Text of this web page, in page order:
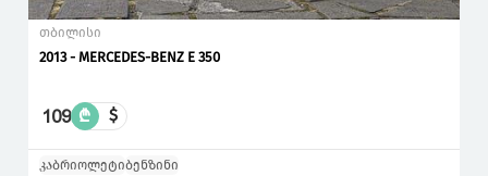
თბილისი
2013 - MERCEDES-BENZ E 350
109 ₾ $
კაბრიოლეტიბენზინი